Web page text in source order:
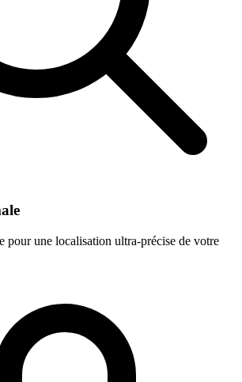
pour une localisation ultra-précise de votre